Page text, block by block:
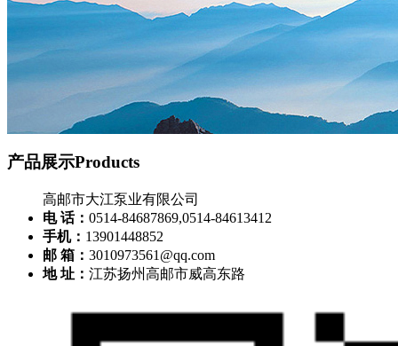
产品展示Products
高邮市大江泵业有限公司
电 话： 0514-84687869,0514-84613412
手机： 13901448852
邮 箱： 3010973561@qq.com
地 址： 江苏扬州高邮市威高东路